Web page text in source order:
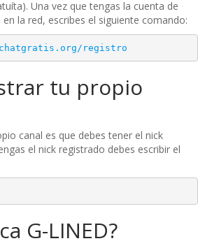
Una vez que tengas la cuenta de
la red, escribes el siguiente comando:
registro
tu propio
canal es que debes tener el nick
el nick registrado debes escribir el
G-LINED?